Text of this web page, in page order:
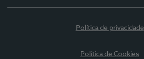
Política de privacidade
Política de Cookies